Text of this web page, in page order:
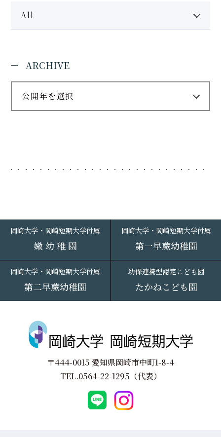
All
ARCHIVE
公開年を選択
岡崎大学・岡崎短期大学付属
嫩 幼 稚 園
岡崎大学・岡崎短期大学付属
第一早蕨幼稚園
岡崎大学・岡崎短期大学付属
第二早蕨幼稚園
幼保連携型認定こども園
たかねこども園
〒444-0015 愛知県岡崎市中町1-8-4
TEL.0564-22-1295 （代表）